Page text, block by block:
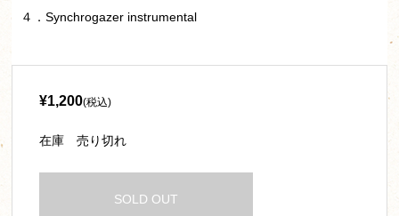
４．Synchrogazer instrumental
¥1,200(税込)
在庫 売り切れ
SOLD OUT